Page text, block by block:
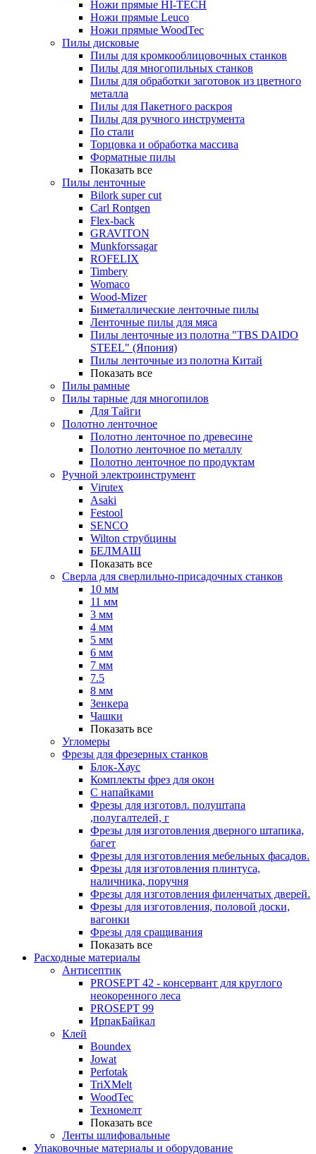
Ножи прямые HI-TECH
Ножи прямые Leuco
Ножи прямые WoodTec
Пилы дисковые
Пилы для кромкооблицовочных станков
Пилы для многопильных станков
Пилы для обработки заготовок из цветного
металла
Пилы для Пакетного раскроя
Пилы для ручного инструмента
По стали
Торцовка и обработка массива
Форматные пилы
Показать все
Пилы ленточные
Bilork super cut
Carl Rontgen
Flex-back
GRAVITON
Munkforssagar
ROFELIX
Timbery
Womaco
Wood-Mizer
Биметаллические ленточные пилы
Ленточные пилы для мяса
Пилы ленточные из полотна "TBS DAIDO
STEEL" (Япония)
Пилы ленточные из полотна Китай
Показать все
Пилы рамные
Пилы тарные для многопилов
Для Тайги
Полотно ленточное
Полотно ленточное по древесине
Полотно ленточное по металлу
Полотно ленточное по продуктам
Ручной электроинструмент
Virutex
Asaki
Festool
SENCO
Wilton струбцины
БЕЛМАШ
Показать все
Сверла для сверлильно-присадочных станков
10 мм
11 мм
3 мм
4 мм
5 мм
6 мм
7 мм
7.5
8 мм
Зенкера
Чашки
Показать все
Угломеры
Фрезы для фрезерных станков
Блок-Хаус
Комплекты фрез для окон
С напайками
Фрезы для изготовл. полуштапа
,полугалтелей, г
Фрезы для изготовления дверного штапика,
багет
Фрезы для изготовления мебельных фасадов.
Фрезы для изготовления плинтуса,
наличника, поручня
Фрезы для изготовления филенчатых дверей.
Фрезы для изготовления, половой доски,
вагонки
Фрезы для сращивания
Показать все
Расходные материалы
Антисептик
PROSEPT 42 - консервант для круглого
неокоренного леса
PROSEPT 99
ИрпакБайкал
Клей
Boundex
Jowat
Perfotak
TriXMelt
WoodTec
Техномелт
Показать все
Ленты шлифовальные
Упаковочные материалы и оборудование